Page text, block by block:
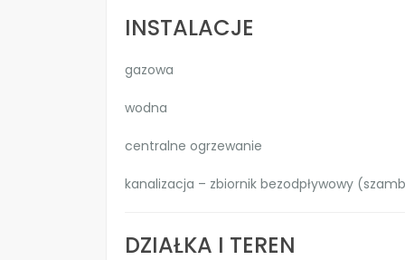
INSTALACJE
gazowa
wodna
centralne ogrzewanie
kanalizacja – zbiornik bezodpływowy
DZIAŁKA I TEREN